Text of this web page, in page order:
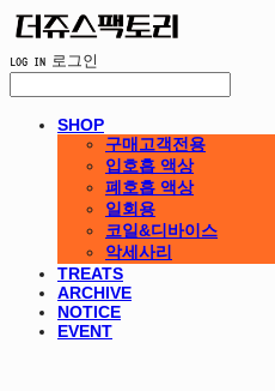
LOG IN 로그인
SHOP
구매고객전용
입호흡 액상
폐호흡 액상
일회용
코일&디바이스
악세사리
TREATS
ARCHIVE
NOTICE
EVENT